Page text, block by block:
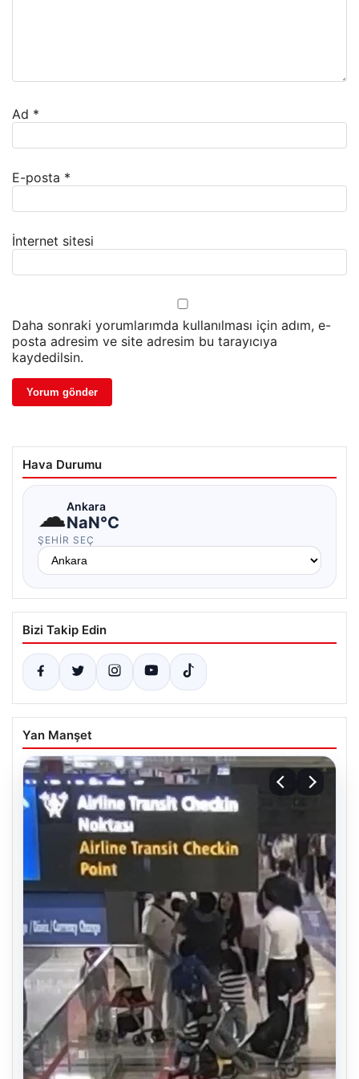
Ad *
E-posta *
İnternet sitesi
Daha sonraki yorumlarımda kullanılması için adım, e-
posta adresim ve site adresim bu tarayıcıya
kaydedilsin.
Hava Durumu
☁Ankara
NaN°C
ŞEHIR SEÇ
Bizi Takip Edin
Yan Manşet